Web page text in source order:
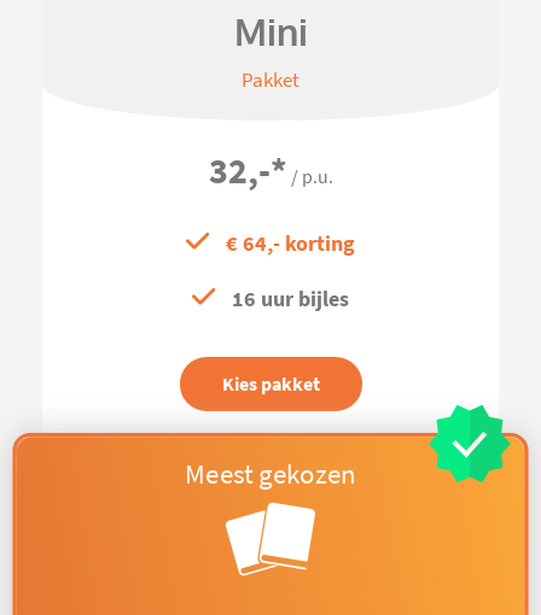
Mini
Pakket
32,-* / p.u.
€ 64,- korting
16 uur bijles
Kies pakket